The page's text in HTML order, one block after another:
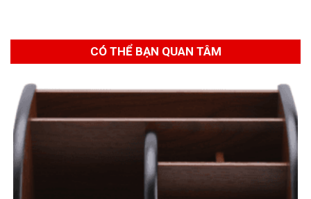
CÓ THỂ BẠN QUAN TÂM